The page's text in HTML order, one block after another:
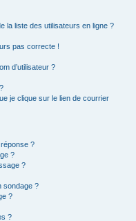
la liste des utilisateurs en ligne ?
pas correcte !
d’utilisateur ?
je clique sur le lien de courrier
?
?
?
sondage ?
?
?